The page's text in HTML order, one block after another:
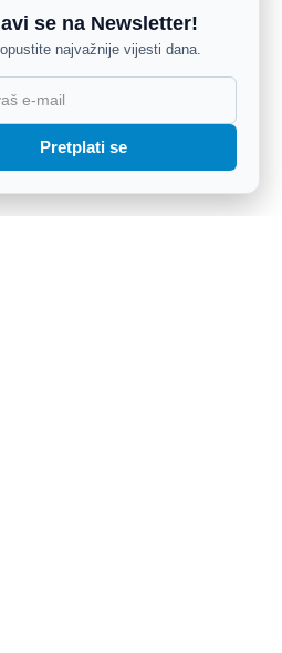
se na Newsletter!
najvažnije vijesti dana.
Pretplati se